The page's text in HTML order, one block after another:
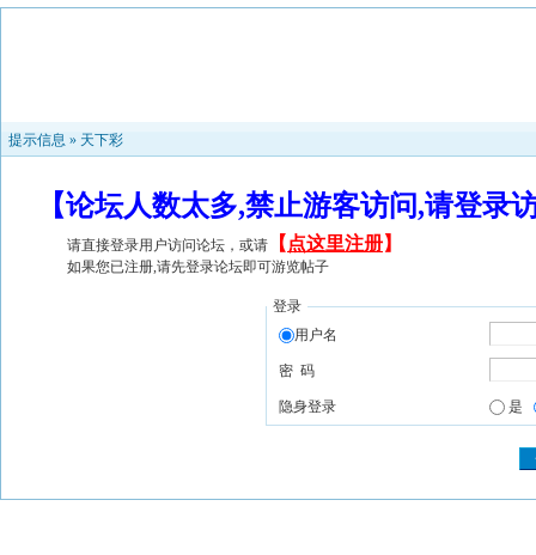
提示信息 » 天下彩
【论坛人数太多,禁止游客访问,请登
请直接登录用户访问论坛，或请 【 点这里注册】
如果您已注册,请先登录论坛即可游览帖子
登录
用户名
密 码
隐身登录 是